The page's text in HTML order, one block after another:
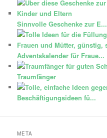
Sinnvolle Geschenke zur E...
Adventskalender für Fraue...
Traumfänger
Beschäftigungsideen fü...
META